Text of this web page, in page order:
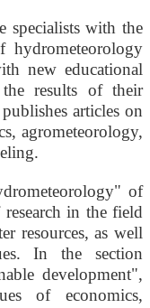
specialists with the
hydrometeorology
new educational
the results of their
articles on
agrometeorology,
of
in the field
resources, as well
In the section
development",
of economics,